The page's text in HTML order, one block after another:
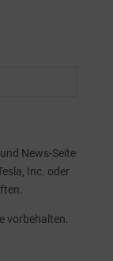
News-Seite
Inc. oder
vorbehalten.